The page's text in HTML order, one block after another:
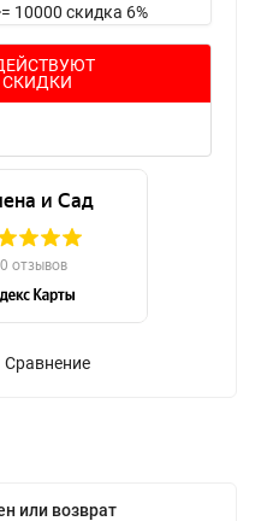
10000 скидка 6%
Сравнение
или возврат